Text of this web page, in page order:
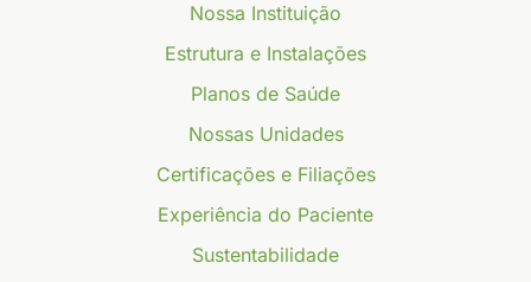
Nossa Instituição
Estrutura e Instalações
Planos de Saúde
Nossas Unidades
Certificações e Filiações
Experiência do Paciente
Sustentabilidade